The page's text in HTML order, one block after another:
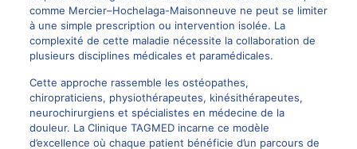
comme Mercier–Hochelaga-Maisonneuve ne peut se limiter
à une simple prescription ou intervention isolée. La
complexité de cette maladie nécessite la collaboration de
plusieurs disciplines médicales et paramédicales.
Cette approche rassemble les ostéopathes,
chiropraticiens, physiothérapeutes, kinésithérapeutes,
neurochirurgiens et spécialistes en médecine de la
douleur. La Clinique TAGMEDincarne ce modèle
d’excellence où chaque patient bénéficie d’un parcours de